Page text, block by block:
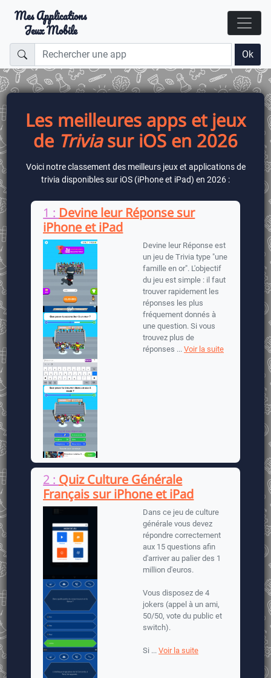
Mes Applications
Jeux Mobile
Ok
Les meilleures apps et jeux
de Triviasur iOS en 2026
Voici notre classement des meilleurs jeux et applications de
trivia disponibles sur iOS (iPhone et iPad) en 2026 :
1 : Devine leur Réponse sur
iPhone et iPad
Devine leur Réponse est
un jeu de Trivia type "une
famille en or". L'objectif
du jeu est simple : il faut
trouver rapidement les
réponses les plus
fréquement donnés à
une question. Si vous
trouvez plus de
réponses ... Voir la suite
2 : Quiz Culture Générale
Français sur iPhone et iPad
Dans ce jeu de culture
générale vous devez
répondre correctement
aux 15 questions afin
d'arriver au palier des 1
million d'euros.
Vous disposez de 4
jokers (appel à un ami,
50/50, vote du public et
switch).
Si ... Voir la suite